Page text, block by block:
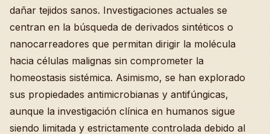
dañar tejidos sanos. Investigaciones actuales se
centran en la búsqueda de derivados sintéticos o
nanocarreadores que permitan dirigir la molécula
hacia células malignas sin comprometer la
homeostasis sistémica. Asimismo, se han explorado
sus propiedades antimicrobianas y antifúngicas,
aunque la investigación clínica en humanos sigue
siendo limitada y estrictamente controlada debido al